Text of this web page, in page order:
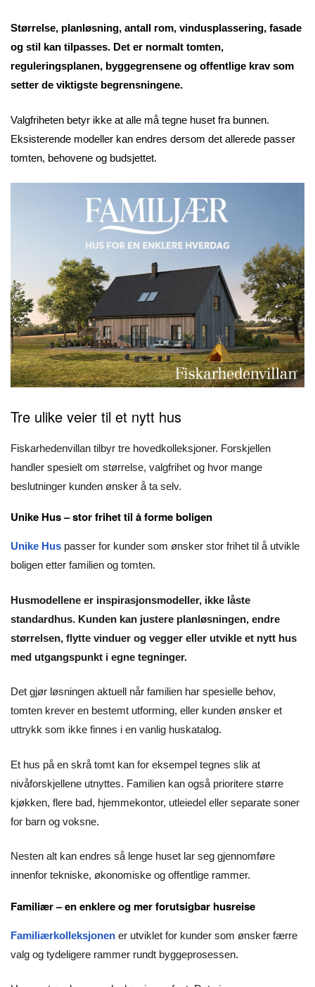
Størrelse, planløsning, antall rom, vindusplassering, fasade
og stil kan tilpasses. Det er normalt tomten,
reguleringsplanen, byggegrensene og offentlige krav som
setter de viktigste begrensningene.
Valgfriheten betyr ikke at alle må tegne huset fra bunnen.
Eksisterende modeller kan endres dersom det allerede passer
tomten, behovene og budsjettet.
Tre ulike veier til et nytt hus
Fiskarhedenvillan tilbyr tre hovedkolleksjoner. Forskjellen
handler spesielt om størrelse, valgfrihet og hvor mange
beslutninger kunden ønsker å ta selv.
Unike Hus – stor frihet til å forme boligen
Unike Hus passer for kunder som ønsker stor frihet til å utvikle
boligen etter familien og tomten.
Husmodellene er inspirasjonsmodeller, ikke låste
standardhus. Kunden kan justere planløsningen, endre
størrelsen, flytte vinduer og vegger eller utvikle et nytt hus
med utgangspunkt i egne tegninger.
Det gjør løsningen aktuell når familien har spesielle behov,
tomten krever en bestemt utforming, eller kunden ønsker et
uttrykk som ikke finnes i en vanlig huskatalog.
Et hus på en skrå tomt kan for eksempel tegnes slik at
nivåforskjellene utnyttes. Familien kan også prioritere større
kjøkken, flere bad, hjemmekontor, utleiedel eller separate soner
for barn og voksne.
Nesten alt kan endres så lenge huset lar seg gjennomføre
innenfor tekniske, økonomiske og offentlige rammer.
Familiær – en enklere og mer forutsigbar husreise
Familiærkolleksjonen er utviklet for kunder som ønsker færre
valg og tydeligere rammer rundt byggeprosessen.